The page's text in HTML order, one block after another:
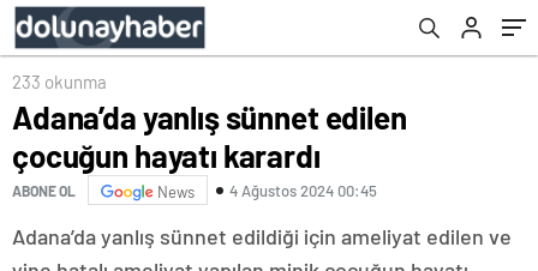
233 okunma
Adana’da yanlış sünnet edilen
çocuğun hayatı karardı
ABONE OL News 4 Ağustos 2024 00:45
Adana’da yanlış sünnet edildiği için ameliyat edilen ve